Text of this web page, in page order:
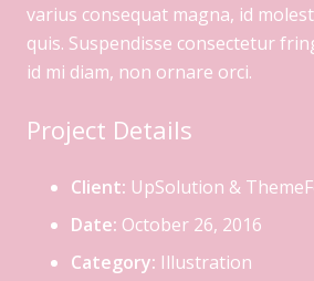
varius consequat magna, id
quis. Suspendisse consectetur
id mi diam, non ornare orci.
Project Details
Client: UpSolution &
Date: October 26, 2016
Category: Illustration